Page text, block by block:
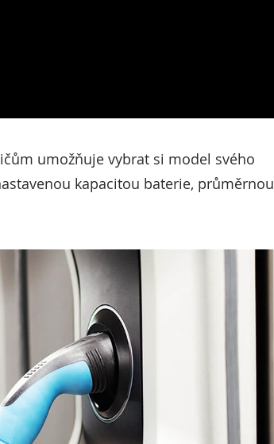
umožňuje vybrat si model svého
kapacitou baterie, průměrnou